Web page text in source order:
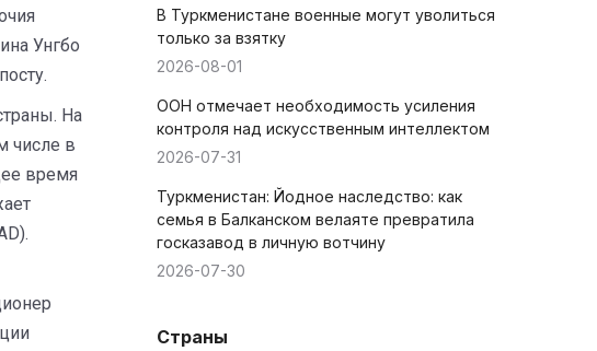
Унгбо
На
числе в
время
В Туркменистане военные могут уволиться
только за взятку
2026-08-01
ООН отмечает необходимость усиления
контроля над искусственным интеллектом
2026-07-31
Туркменистан: Йодное наследство: как
семья в Балканском велаяте превратила
госказавод в личную вотчину
2026-07-30
Страны